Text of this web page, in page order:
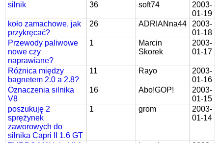
silnik
36 soft74
2003-
01-19
koło zamachowe, jak
przykręcać?
26 ADRIANna44
2003-
01-18
Przewody paliwowe
nowe czy
naprawiane?
1
Marcin
Skorek
2003-
01-17
Różnica między
bagnetem 2.0 a 2.8?
11 Rayo
2003-
01-16
Oznaczenia silnika
V8
16 Abo!GOP!
2003-
01-15
poszukuję 2
sprężynek
zaworowych do
silnika Capri II 1.6 GT
1 grom
2003-
01-14